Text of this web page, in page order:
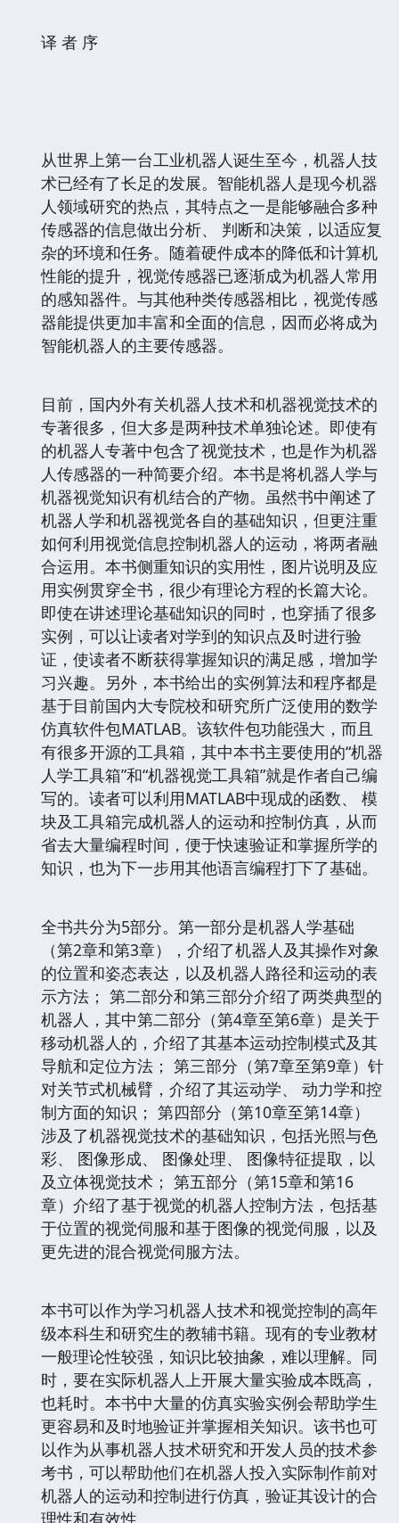
译 者 序
从世界上第一台工业机器人诞生至今，机器人技
术已经有了长足的发展。智能机器人是现今机器
人领域研究的热点，其特点之一是能够融合多种
传感器的信息做出分析、 判断和决策，以适应复
杂的环境和任务。随着硬件成本的降低和计算机
性能的提升，视觉传感器已逐渐成为机器人常用
的感知器件。与其他种类传感器相比，视觉传感
器能提供更加丰富和全面的信息，因而必将成为
智能机器人的主要传感器。
目前，国内外有关机器人技术和机器视觉技术的
专著很多，但大多是两种技术单独论述。即使有
的机器人专著中包含了视觉技术，也是作为机器
人传感器的一种简要介绍。本书是将机器人学与
机器视觉知识有机结合的产物。虽然书中阐述了
机器人学和机器视觉各自的基础知识，但更注重
如何利用视觉信息控制机器人的运动，将两者融
合运用。本书侧重知识的实用性，图片说明及应
用实例贯穿全书，很少有理论方程的长篇大论。
即使在讲述理论基础知识的同时，也穿插了很多
实例，可以让读者对学到的知识点及时进行验
证，使读者不断获得掌握知识的满足感，增加学
习兴趣。另外，本书给出的实例算法和程序都是
基于目前国内大专院校和研究所广泛使用的数学
仿真软件包MATLAB。该软件包功能强大，而且
有很多开源的工具箱，其中本书主要使用的“机器
人学工具箱”和“机器视觉工具箱”就是作者自己编
写的。读者可以利用MATLAB中现成的函数、 模
块及工具箱完成机器人的运动和控制仿真，从而
省去大量编程时间，便于快速验证和掌握所学的
知识，也为下一步用其他语言编程打下了基础。
全书共分为5部分。第一部分是机器人学基础
（第2章和第3章），介绍了机器人及其操作对象
的位置和姿态表达，以及机器人路径和运动的表
示方法； 第二部分和第三部分介绍了两类典型的
机器人，其中第二部分（第4章至第6章）是关于
移动机器人的，介绍了其基本运动控制模式及其
导航和定位方法； 第三部分（第7章至第9章）针
对关节式机械臂，介绍了其运动学、 动力学和控
制方面的知识； 第四部分（第10章至第14章）
涉及了机器视觉技术的基础知识，包括光照与色
彩、 图像形成、 图像处理、 图像特征提取，以
及立体视觉技术； 第五部分（第15章和第16
章）介绍了基于视觉的机器人控制方法，包括基
于位置的视觉伺服和基于图像的视觉伺服，以及
更先进的混合视觉伺服方法。
本书可以作为学习机器人技术和视觉控制的高年
级本科生和研究生的教辅书籍。现有的专业教材
一般理论性较强，知识比较抽象，难以理解。同
时，要在实际机器人上开展大量实验成本既高，
也耗时。本书中大量的仿真实验实例会帮助学生
更容易和及时地验证并掌握相关知识。该书也可
以作为从事机器人技术研究和开发人员的技术参
考书，可以帮助他们在机器人投入实际制作前对
机器人的运动和控制进行仿真，验证其设计的合
理性和有效性。